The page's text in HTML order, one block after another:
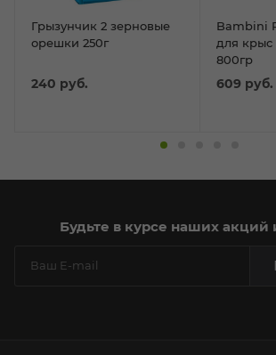
Грызунчик 2 зерновые
орешки 250г
240 руб.
Bambini
для
800гр
609 руб.
Будьте в курсе наших акций